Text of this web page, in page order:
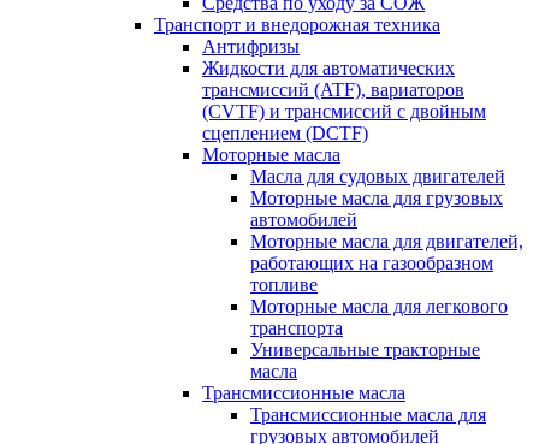
Транспорт и внедорожная техника
Антифризы
Жидкости для автоматических
трансмиссий (ATF), вариаторов
(CVTF) и трансмиссий с двойным
сцеплением (DCTF)
Моторные масла
Масла для судовых двигателей
Моторные масла для грузовых
автомобилей
Моторные масла для двигателей,
работающих на газообразном
топливе
Моторные масла для легкового
транспорта
Универсальные тракторные
масла
Трансмиссионные масла
Трансмиссионные масла для
грузовых автомобилей